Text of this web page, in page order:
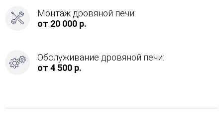
Монтаж дровяной печи:
от 20 000 р.
Обслуживание дровяной печи:
от 4 500 р.